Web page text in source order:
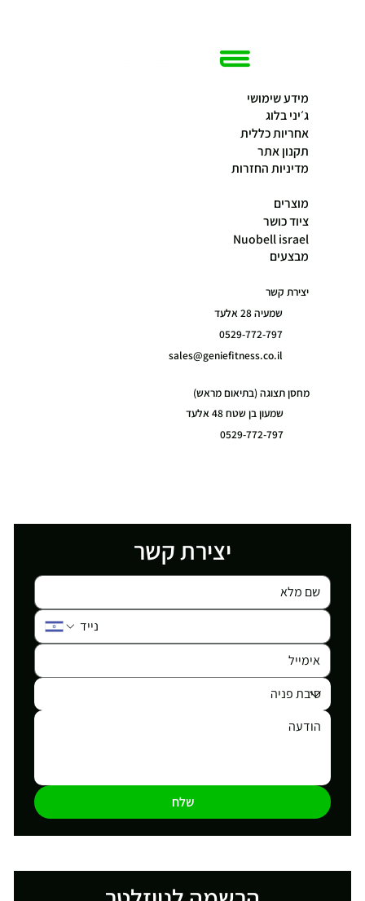
מידע שימושי
ג׳יני בלוג
אחריות כללית
תקנון אתר
מדיניות החזרות
מוצרים
ציוד כושר
Nuobell israel
מבצעים
יצירת קשר
שמעיה 28 אלעד
0529-772-797
sales@geniefitness.co.il
מחסן תצוגה (בתיאום מראש)
שמעון בן שטח 48 אלעד
0529-772-797
יצירת קשר
שלח